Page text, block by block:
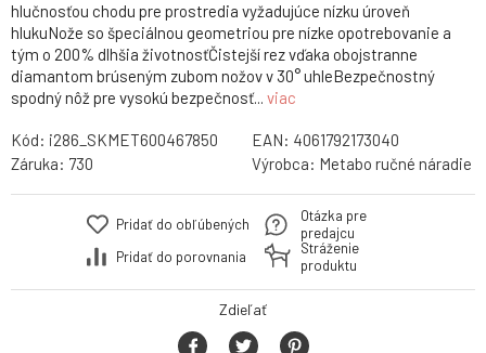
hlučnosťou chodu pre prostredia vyžadujúce nízku úroveň
hlukuNože so špeciálnou geometriou pre nízke opotrebovanie a
tým o 200% dlhšia životnosťČistejší rez vďaka obojstranne
diamantom brúseným zubom nožov v 30° uhleBezpečnostný
spodný nôž pre vysokú bezpečnosť... viac
Kód: i286_SKMET600467850 EAN: 4061792173040
Záruka: 730 Výrobca: Metabo ručné náradie
Pridať do obľúbených
Pridať do porovnania
Otázka pre
predajcu
Stráženie
produktu
Zdieľať